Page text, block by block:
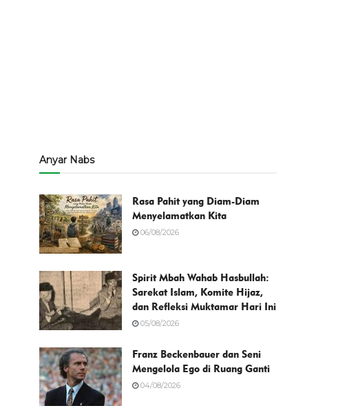
Anyar Nabs
Rasa Pahit yang Diam-Diam
Menyelamatkan Kita
06/08/2026
Spirit Mbah Wahab Hasbullah:
Sarekat Islam, Komite Hijaz,
dan Refleksi Muktamar Hari Ini
05/08/2026
Franz Beckenbauer dan Seni
Mengelola Ego di Ruang Ganti
04/08/2026